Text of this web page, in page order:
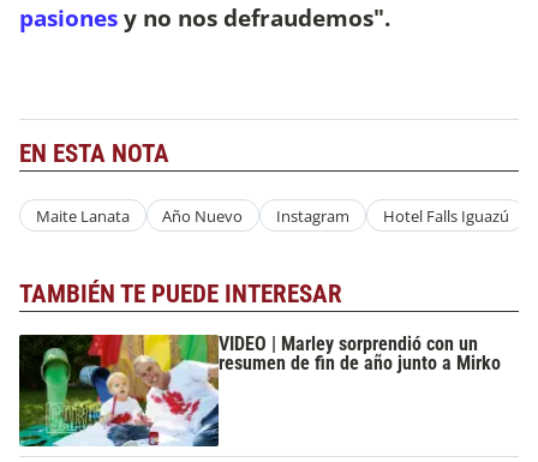
pasionesy no nos defraudemos".
EN ESTA NOTA
Maite Lanata Año Nuevo Instagram Hotel Falls Iguazú
TAMBIÉN TE PUEDE INTERESAR
VIDEO | Marley sorprendió con un
resumen de fin de año junto a Mirko